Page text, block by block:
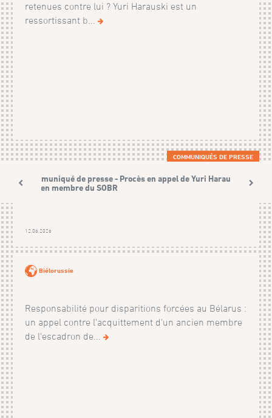
retenues contre lui ? Yuri Harauski est un
ressortissant b...
COMMUNIQUÉS DE PRESSE
Communiqué de presse - Procès en appel de Yuri Harauski,
ancien membre du SOBR
12.06.2026
Biélorussie
Responsabilité pour disparitions forcées au Bélarus :
un appel contre l'acquittement d'un ancien membre
de l'escadron de...